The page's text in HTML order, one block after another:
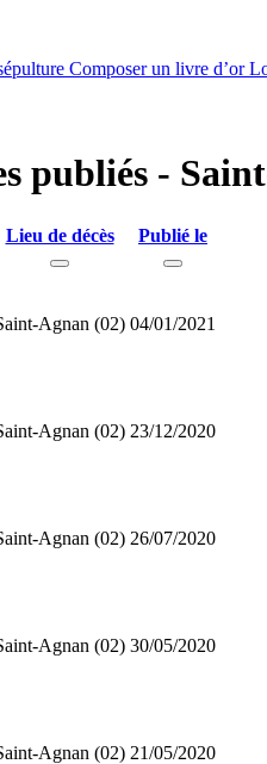
Composer un livre d’or
publiés -
Lieu de décès Publié le
Agnan (02) 04/01/2021
Agnan (02) 23/12/2020
Agnan (02) 26/07/2020
Agnan (02) 30/05/2020
Agnan (02) 21/05/2020